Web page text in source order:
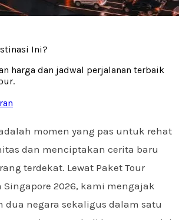
Ini?
harga dan jadwal perjalanan terbaik
momen yang pas untuk rehat
dan menciptakan cerita baru
terdekat. Lewat Paket Tour
Singapore 2026, kami mengajak
dua negara sekaligus dalam satu